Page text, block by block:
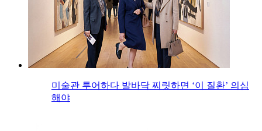
미술관 투어하다 발바닥 찌릿하면 ‘이 질환’ 의심
해야